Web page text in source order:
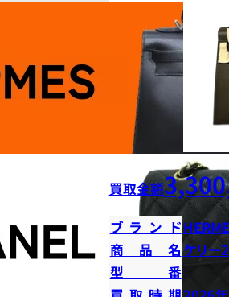
買取金額
ブランド
商品名ケリー
型番